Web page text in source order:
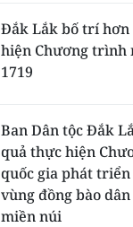
Đắk Lắk bố trí hơn
hiện Chương trình
1719
Ban Dân tộc Đắk
quả thực hiện
quốc gia phát
vùng đồng bào
miền núi